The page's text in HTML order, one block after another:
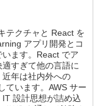
テクチャと React を
アプリ開発とコ
ます。React でア
すぎて他の言語に
年は社内外への
ています。AWS サー
IT 設計思想が詰め込